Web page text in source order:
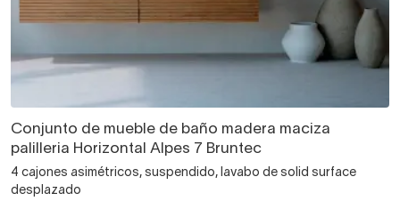
Conjunto de mueble de baño madera maciza
palilleria Horizontal Alpes 7 Bruntec
4 cajones asimétricos, suspendido, lavabo de solid surface
desplazado